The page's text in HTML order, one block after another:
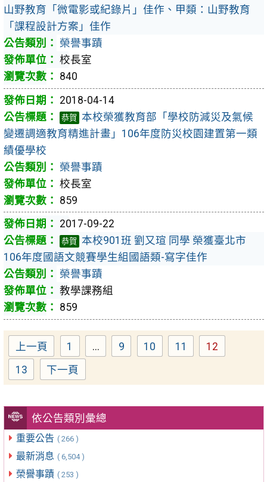
依公告類別彙總
重要公告 ( 266 )
最新消息 ( 6,504 )
榮譽事蹟 ( 253 )
山野教育「微電影或紀錄片」佳作、甲類：山野教育
「課程設計方案」佳作
榮譽事蹟
校長室
840
2018-04-14
恭賀
本校榮獲教育部「學校防減災及氣候
變遷調適教育精進計畫」106年度防災校園建置第一類
績優學校
榮譽事蹟
校長室
859
2017-09-22
恭賀
本校901班 劉又瑄 同學 榮獲臺北市
106年度國語文競賽學生組國語類-寫字佳作
榮譽事蹟
教學課務組
859
上一頁 Page
1 ... Page
9 Page
10 Page
11 Page
12
Page
13 下一頁